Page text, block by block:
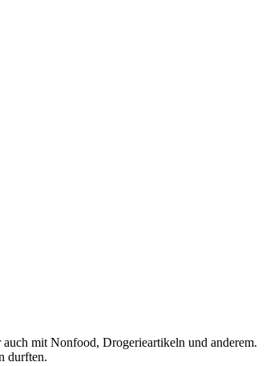
mit Nonfood, Drogerieartikeln und anderem.
durften.